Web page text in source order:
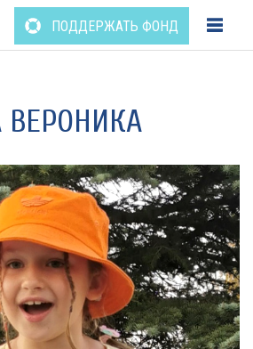
ПОДДЕРЖАТЬ ФОНД
ВЕРОНИКА